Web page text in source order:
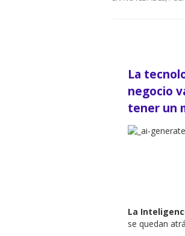
La
negocio
tener un
La
se quedan